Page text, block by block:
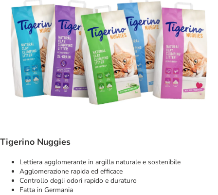
Tigerino Nuggies
Lettiera agglomerante in argilla naturale e sostenibile
Agglomerazione rapida ed efficace
Controllo degli odori rapido e duraturo
Fatta in Germania